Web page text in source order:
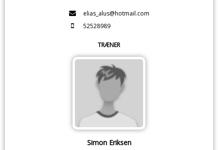
elias_alus@hotmail.com
52528989
TRÆNER
Simon Eriksen